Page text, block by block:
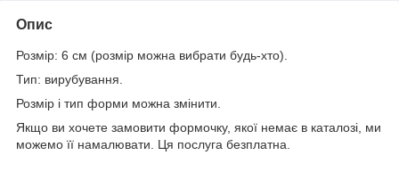
Опис
Розмір: 6 см (розмір можна вибрати будь-хто).
Тип: вирубування.
Розмір і тип форми можна змінити.
Якщо ви хочете замовити формочку, якої немає в каталозі, ми
можемо її намалювати. Ця послуга безплатна.